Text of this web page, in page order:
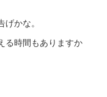
かな。
る時間もありますか